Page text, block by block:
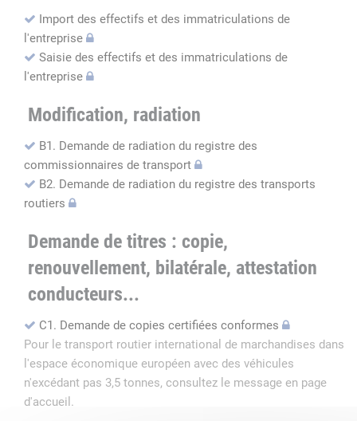
Import des effectifs et des immatriculations de
l'entreprise
Saisie des effectifs et des immatriculations de
l'entreprise
Modification, radiation
B1. Demande de radiation du registre des
commissionnaires de transport
B2. Demande de radiation du registre des transports
routiers
Demande de titres : copie,
renouvellement, bilatérale, attestation
conducteurs...
C1. Demande de copies certifiées conformes
Pour le transport routier international de marchandises dans
l'espace économique européen avec des véhicules
n'excédant pas 3,5 tonnes, consultez le message en page
d'accueil.